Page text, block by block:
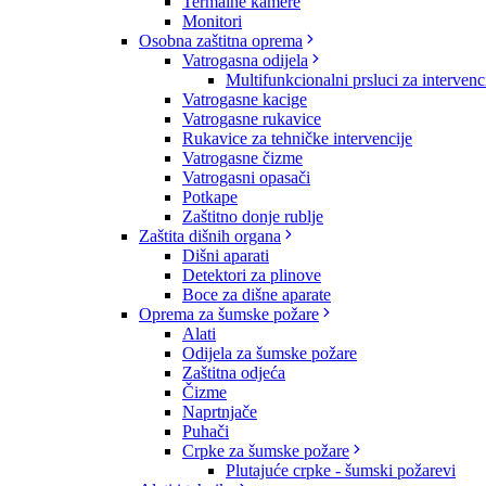
Monitori
Osobna zaštitna oprema
Vatrogasna odijela
Multifunkcionalni prsluci za
Vatrogasne kacige
Vatrogasne rukavice
Rukavice za tehničke intervencije
Vatrogasne čizme
Vatrogasni opasači
Potkape
Zaštitno donje rublje
Zaštita dišnih organa
Dišni aparati
Detektori za plinove
Boce za dišne aparate
Oprema za šumske požare
Alati
Odijela za šumske požare
Zaštitna odjeća
Čizme
Naprtnjače
Puhači
Crpke za šumske požare
Plutajuće crpke - šumski požarevi